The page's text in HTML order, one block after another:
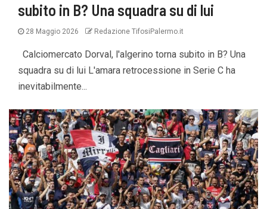
subito in B? Una squadra su di lui
28 Maggio 2026 Redazione TifosiPalermo.it
Calciomercato Dorval, l'algerino torna subito in B? Una
squadra su di lui L'amara retrocessione in Serie C ha
inevitabilmente...